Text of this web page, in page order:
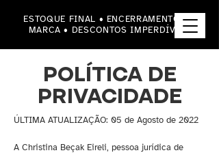
ESTOQUE FINAL • ENCERRAMENTO DA
MARCA • DESCONTOS IMPERDÍVEIS
POLÍTICA DE
PRIVACIDADE
ÚLTIMA ATUALIZAÇÃO: 05 de Agosto de 2022
A Christina Beçak Eireli, pessoa jurídica de